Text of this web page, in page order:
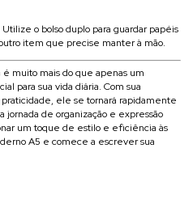
o bolso duplo para guardar papéis
item que precise manter à mão.
é muito mais do que apenas um
para sua vida diária. Com sua
ele se tornará rapidamente
de organização e expressão
um toque de estilo e eficiência às
A5 e comece a escrever sua